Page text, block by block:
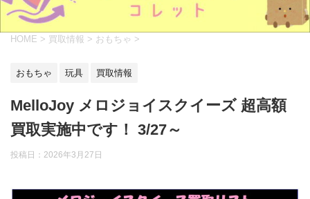
HOME > 買取情報 > おもちゃ >
おもちゃ 玩具 買取情報
MelloJoy メロジョイスクイーズ 超高額
買取実施中です！ 3/27～
投稿日： 2026年3月27日